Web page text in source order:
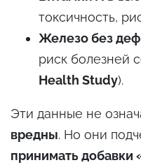
токсичность,
Железо без
риск болезней
Health Study).
Эти данные не
вредны. Но они
принимать добавки